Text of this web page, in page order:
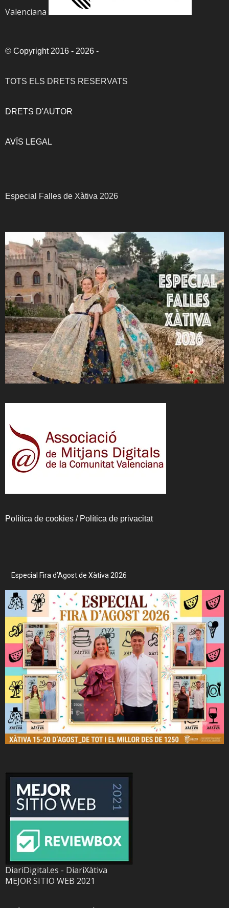
Valenciana
© Copyright 2016 - 2026 -
TOTS ELS DRETS RESERVATS
DRETS D'AUTOR
AVÍS LEGAL
Especial Falles de Xàtiva 2026
Política de cookies / Política de privacitat
Especial Fira d’Agost de Xàtiva 2026
DiariDigital.es - DiariXàtiva
MEJOR SITIO WEB 2021